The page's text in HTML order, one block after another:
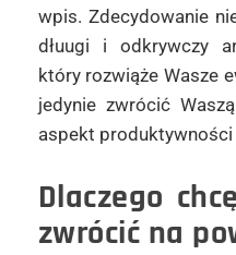
wpis. Zdecydowanie
dłuugi i odkrywczy
który rozwiąże Wasze
jedynie zwrócić
aspekt
Dlaczego
zwrócić na